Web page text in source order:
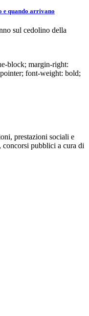
e quando arrivano
sul cedolino della
block; margin-right:
font-weight: bold;
prestazioni sociali e
concorsi pubblici a cura di